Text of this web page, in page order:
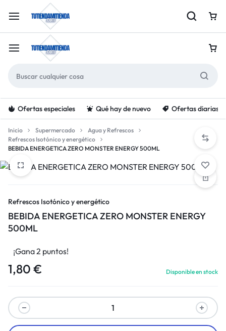
Ofertas especiales Qué hay de nuevo Ofertas diarias
Inicio Supermercado
Agua y Refrescos
Refrescos Isotónico y energético
BEBIDA ENERGETICA ZERO MONSTER ENERGY 500ML
Refrescos Isotónico y energético
BEBIDA ENERGETICA ZERO MONSTER ENERGY
500ML
¡Gana 2 puntos!
1,80 € Disponible en stock